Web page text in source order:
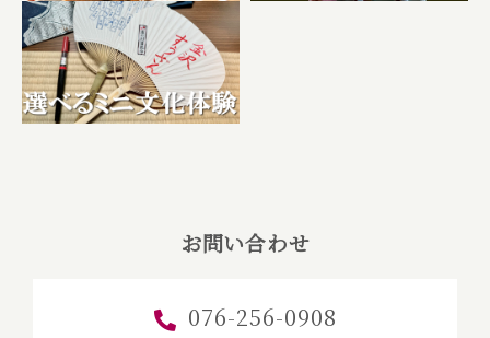
お問い合わせ
076-256-0908